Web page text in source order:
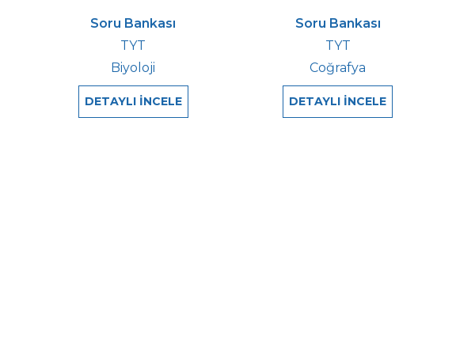
Soru Bankası
TYT
Biyoloji
DETAYLI İNCELE
Soru Bankası
TYT
Coğrafya
DETAYLI İNCELE